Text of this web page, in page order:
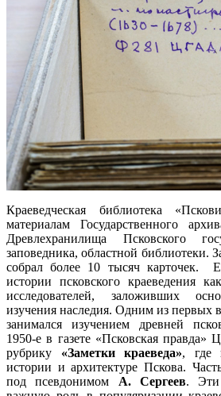
Краеведческая библиотека
материалам Государственного
Древлехранилища Псковского
заповедника, областной библиотеки.
собрал более 10 тысяч карточек.
истории псковского краеведения
исследователей, заложивших
изучения наследия. Одним из первых
занимался изучением древней
1950‑е в газете «Псковская
рубрику «Заметки краеведа», где
истории и архитектуре Пскова.
под псевдонимом А. Сергеев. Эти